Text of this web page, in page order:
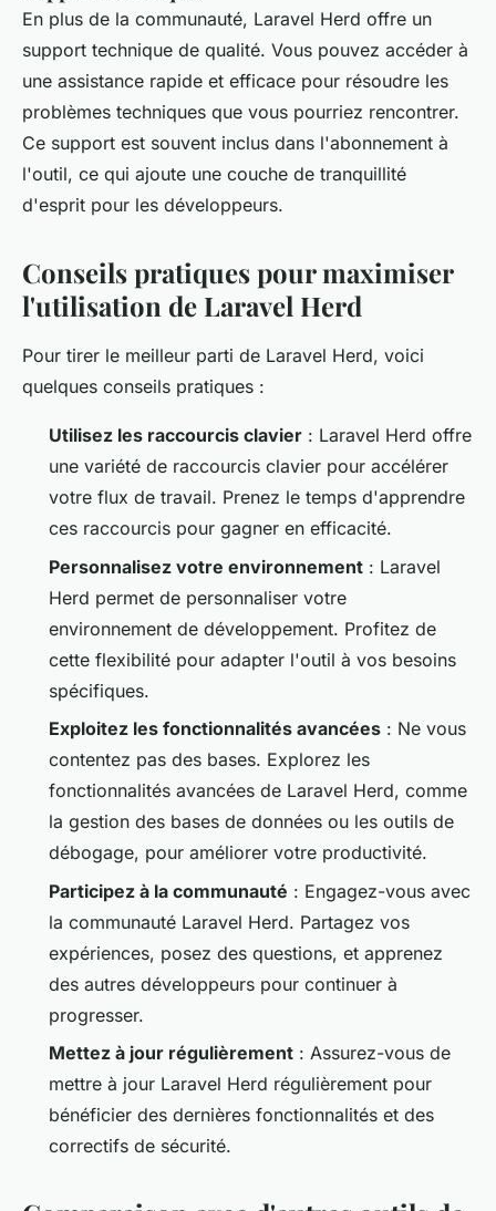
En plus de la communauté, Laravel Herd offre un
support technique de qualité. Vous pouvez accéder à
une assistance rapide et efficace pour résoudre les
problèmes techniques que vous pourriez rencontrer.
Ce support est souvent inclus dans l'abonnement à
l'outil, ce qui ajoute une couche de tranquillité
d'esprit pour les développeurs.
Conseils pratiques pour maximiser
l'utilisation de Laravel Herd
Pour tirer le meilleur parti de Laravel Herd, voici
quelques conseils pratiques :
Utilisez les raccourcis clavier : Laravel Herd offre
une variété de raccourcis clavier pour accélérer
votre flux de travail. Prenez le temps d'apprendre
ces raccourcis pour gagner en efficacité.
Personnalisez votre environnement : Laravel
Herd permet de personnaliser votre
environnement de développement. Profitez de
cette flexibilité pour adapter l'outil à vos besoins
spécifiques.
Exploitez les fonctionnalités avancées : Ne vous
contentez pas des bases. Explorez les
fonctionnalités avancées de Laravel Herd, comme
la gestion des bases de données ou les outils de
débogage, pour améliorer votre productivité.
Participez à la communauté : Engagez-vous avec
la communauté Laravel Herd. Partagez vos
expériences, posez des questions, et apprenez
des autres développeurs pour continuer à
progresser.
Mettez à jour régulièrement : Assurez-vous de
mettre à jour Laravel Herd régulièrement pour
bénéficier des dernières fonctionnalités et des
correctifs de sécurité.